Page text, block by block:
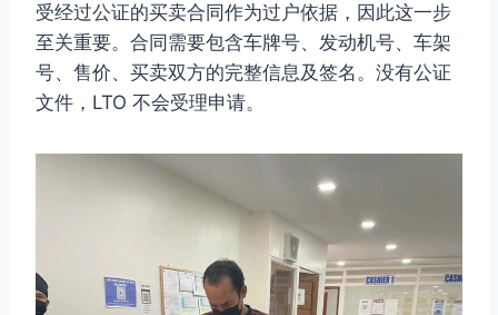
受经过公证的买卖合同作为过户依据，因此这一步
至关重要。合同需要包含车牌号、发动机号、车架
号、售价、买卖双方的完整信息及签名。没有公证
文件，LTO 不会受理申请。